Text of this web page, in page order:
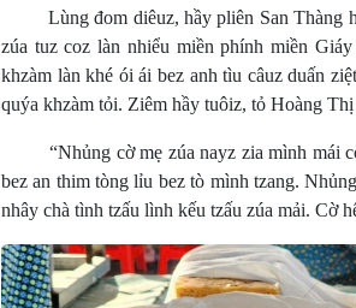
Lùng đom diêuz, hầy pliên San Thàng hả
zúa tuz coz làn nhiểu miền phính miền
khzàm làn khé ói ái bez anh tìu câuz duấn
quýa khzàm tỏi. Ziêm hầy tuôiz, tỏ Hoàng
“Nhủng cờ mẹ zúa nayz zia mình mái cờ
bez an thim tòng lỉu bez tò mình tzang.
nhây chà tình tzấu lình kếu tzấu zúa mải. Cờ